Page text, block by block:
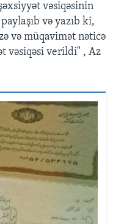
vəsiqəsinin
və yazıb ki,
və müqavimət nəticə
vəsiqəsi verildi" , Az